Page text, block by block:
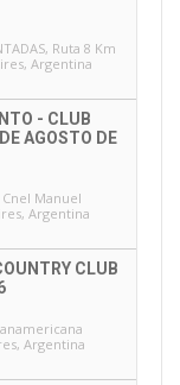
, Ruta 8 Km
Argentina
- CLUB
AGOSTO DE
Cnel Manuel
Argentina
CLUB
Argentina